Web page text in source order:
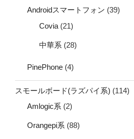
Androidスマートフォン (39)
Covia (21)
中華系 (28)
PinePhone (4)
スモールボード(ラズパイ系) (114)
Amlogic系 (2)
Orangepi系 (88)